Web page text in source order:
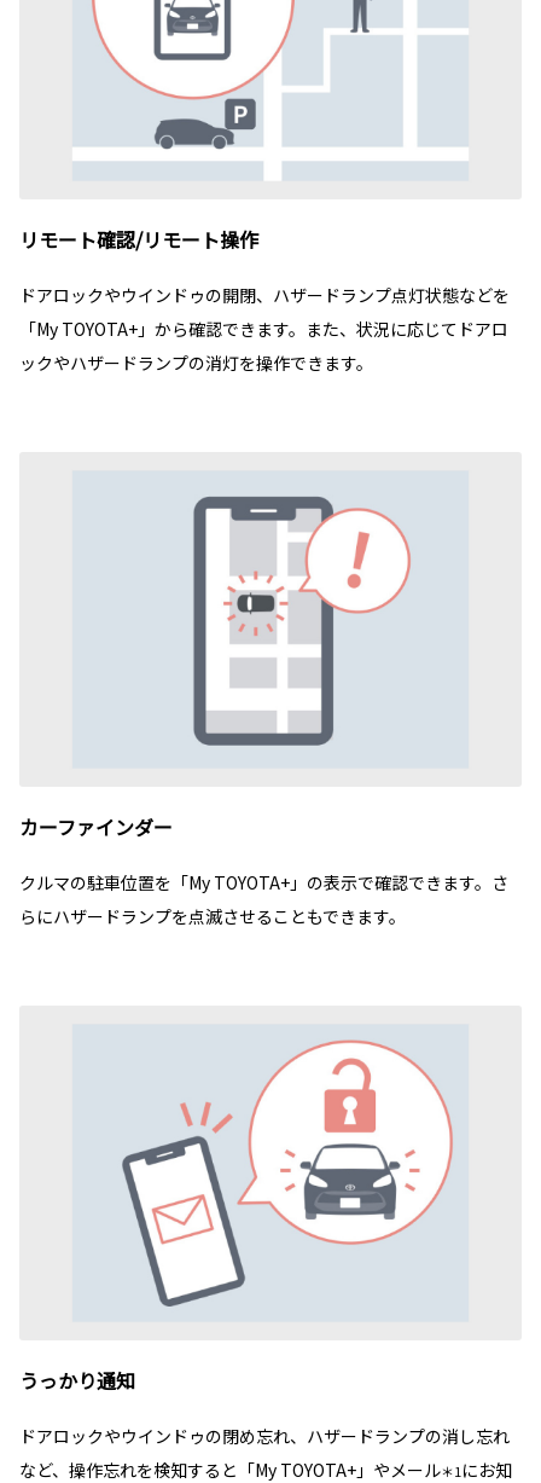
リモート確認/リモート操作
ドアロックやウインドゥの開閉、ハザードランプ点灯状態などを
「My TOYOTA+」から確認できます。また、状況に応じてドアロ
ックやハザードランプの消灯を操作できます。
カーファインダー
クルマの駐車位置を「My TOYOTA+」の表示で確認できます。さ
らにハザードランプを点滅させることもできます。
うっかり通知
ドアロックやウインドゥの閉め忘れ、ハザードランプの消し忘れ
など、操作忘れを検知すると「My TOYOTA+」やメール＊1 にお知